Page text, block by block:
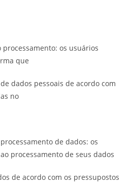
os usuários
que
dados pessoais de acordo com
no
de dados: os
processamento de seus dados
de acordo com os pressupostos